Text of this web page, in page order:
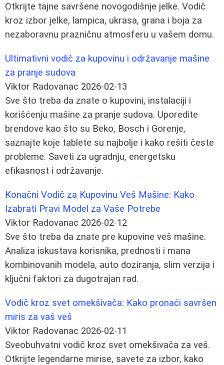
Otkrijte tajne savršene novogodišnje jelke. Vodič
kroz izbor jelke, lampica, ukrasa, grana i boja za
nezaboravnu prazničnu atmosferu u vašem domu.
Ultimativni vodič za kupovinu i održavanje mašine
za pranje sudova
Viktor Radovanac 2026-02-13
Sve što treba da znate o kupovini, instalaciji i
korišćenju mašine za pranje sudova. Uporedite
brendove kao što su Beko, Bosch i Gorenje,
saznajte koje tablete su najbolje i kako rešiti česte
probleme. Saveti za ugradnju, energetsku
efikasnost i održavanje.
Konačni Vodič za Kupovinu Veš Mašine: Kako
Izabrati Pravi Model za Vaše Potrebe
Viktor Radovanac 2026-02-12
Sve što treba da znate pre kupovine veš mašine.
Analiza iskustava korisnika, prednosti i mana
kombinovanih modela, auto doziranja, slim verzija i
ključni faktori za dugotrajan rad.
Vodič kroz svet omekšivača: Kako pronaći savršen
miris za vaš veš
Viktor Radovanac 2026-02-11
Sveobuhvatni vodič kroz svet omekšivača za veš.
Otkrijte legendarne mirise, savete za izbor, kako